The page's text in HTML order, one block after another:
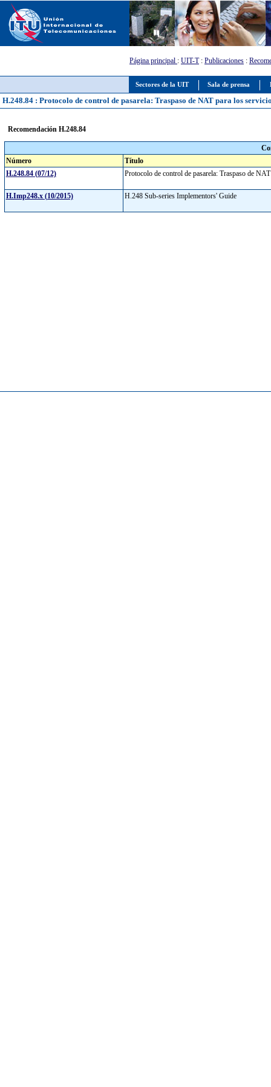
Sectores de la UIT Sala de prensa
Página principal : UIT-T: Publicaciones :
H.248.84 : Protocolo de control de pasarela: Traspaso de NAT para los
Recomendación H.248.84
Número
Título
H.248.84 (07/12)
Protocolo de control de pasarela: Traspaso de
H.Imp248.x (10/2015) H.248 Sub-series Implementors' Guide